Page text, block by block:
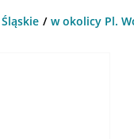
w okolicy Pl.